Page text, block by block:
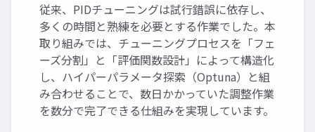
従来、PIDチューニングは試行錯誤に依存し、
多くの時間と熟練を必要とする作業でした。本
取り組みでは、チューニングプロセスを「フェ
ーズ分割」と「評価関数設計」によって構造化
し、ハイパーパラメータ探索（Optuna）と組
み合わせることで、数日かかっていた調整作業
を数分で完了できる仕組みを実現しています。